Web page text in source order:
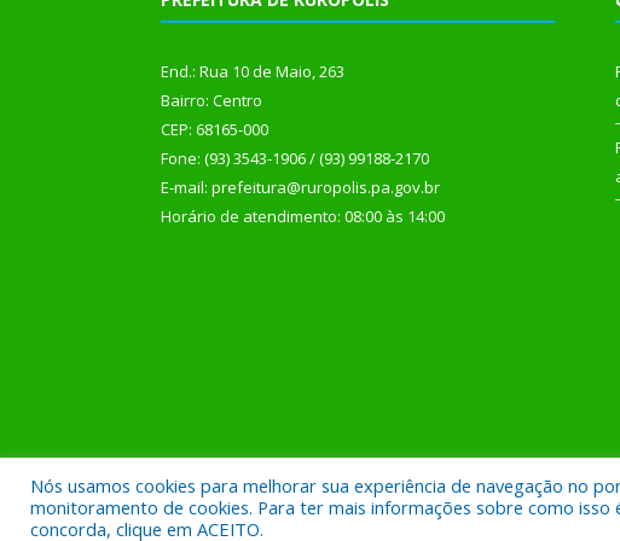
End.: Rua 10 de Maio, 263
Bairro: Centro
CEP: 68165-000
Fone: (93) 3543-1906 / (93) 99188-2170
E-mail: prefeitura@ruropolis.pa.gov.br
Horário de atendimento: 08:00 às 14:00
Todos os direitos reservados a Prefeitura Municipal de
Nós usamos cookies para melhorar sua experiência de navegação no
monitoramento de cookies. Para ter mais informações sobre como isso
concorda, clique em ACEITO.